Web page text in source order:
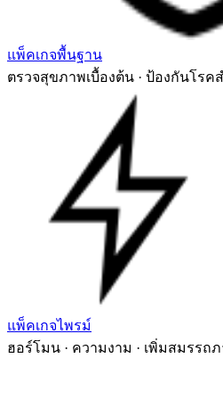
แพ็คเกจพื้นฐาน
ตรวจสุขภาพเบื้องต้น · ป้องกันโรค
แพ็คเกจไพรม์
ฮอร์โมน · ความงาม · เพิ่มสมรรถ